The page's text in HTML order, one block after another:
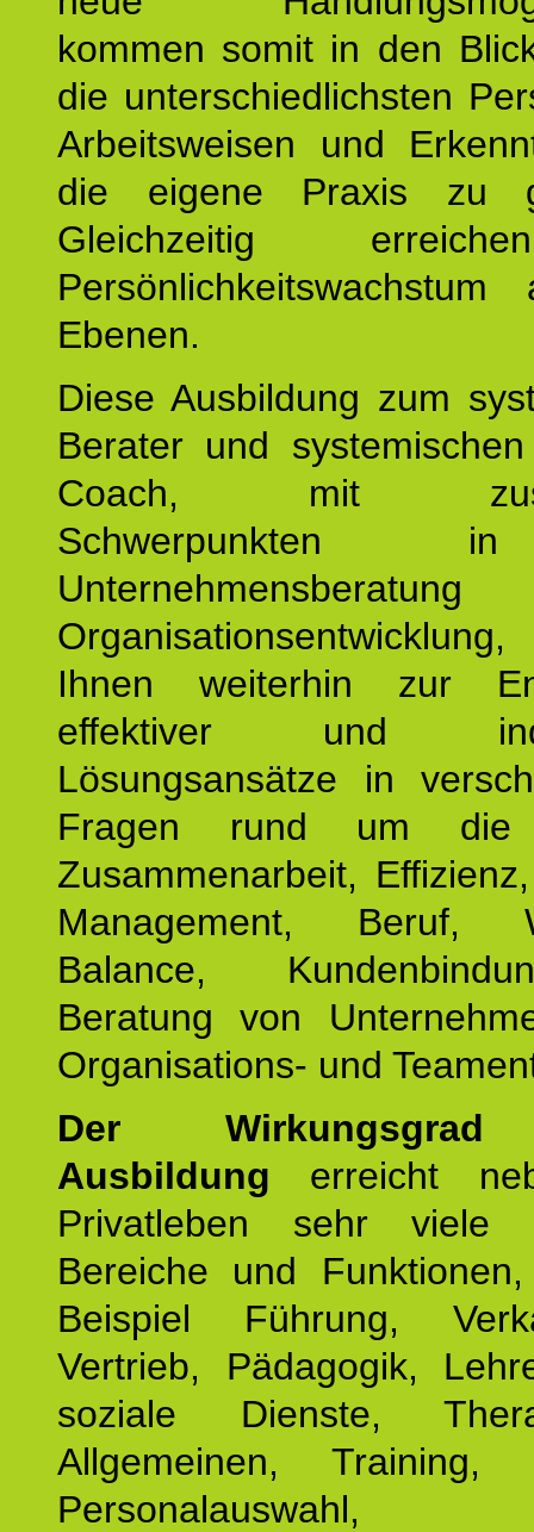
kommen somit in den
die unterschiedlichsten
Arbeitsweisen und
die eigene Praxis zu
Gleichzeitig
Ebenen.
Diese Ausbildung zum
Berater und
Coach, mit
Schwerpunkten
Ihnen weiterhin zur
effektiver und
Lösungsansätze in
Fragen rund um die
Zusammenarbeit,
Management, Beruf,
Balance,
Beratung von
Organisations- und
Der
Ausbildung erreicht
Privatleben sehr viele
Bereiche und
Beispiel Führung,
Vertrieb, Pädagogik,
soziale Dienste,
Allgemeinen, Training,
Personalauswahl,